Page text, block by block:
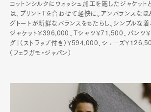
コットンシルクにウォッシュ加工を施したジャケット
は、プリントTを合わせて軽快に。アンバランスなほ
グトートが新鮮なバランスをもたらし、シンプルな着
ジャケット¥396,000、Tシャツ¥71,500、パンツ
グ」（ストラップ付き）¥594,000、シューズ
（フェラガモ・ジャパン）